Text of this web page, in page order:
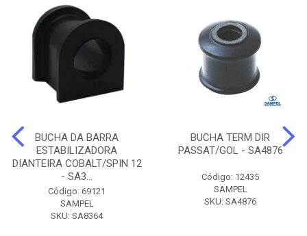
BUCHA DA BARRA
ESTABILIZADORA
DIANTEIRA COBALT/SPIN 12
- SA3...
Código: 69121
SAMPEL
SKU: SA8364
BUCHA TERM DIR
PASSAT/GOL - SA4876
Código: 12435
SAMPEL
SKU: SA4876